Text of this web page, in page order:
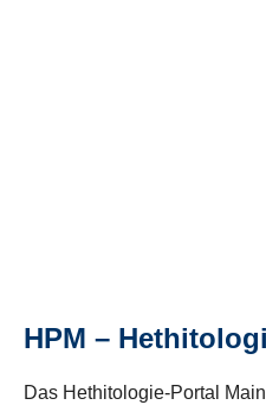
HPM –
Das Hethitologie-Portal